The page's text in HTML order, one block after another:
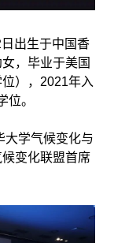
出生于中国香
，毕业于美国
），2021年入
位。
大学气候变化与
变化联盟首席